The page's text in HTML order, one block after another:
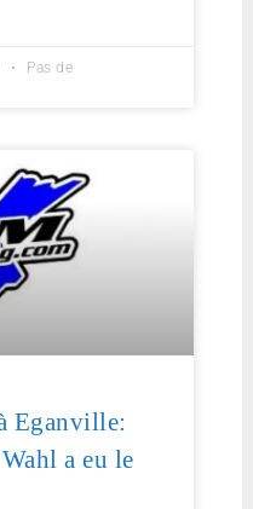
Pas de
Eganville:
a eu le